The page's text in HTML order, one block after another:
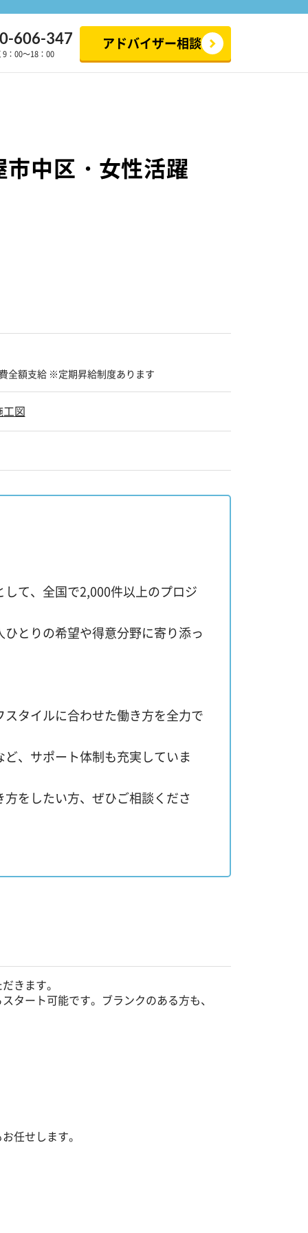
606-347
：00～18：00
アドバイザー相談
市中区・女性活躍
全額支給 ※定期昇給制度あります
図
て、全国で2,000件以上のプロジ
とりの希望や得意分野に寄り添っ
タイルに合わせた働き方を全力で
、サポート体制も充実していま
をしたい方、ぜひご相談くださ
きます。
タート可能です。ブランクのある方も、
任せします。